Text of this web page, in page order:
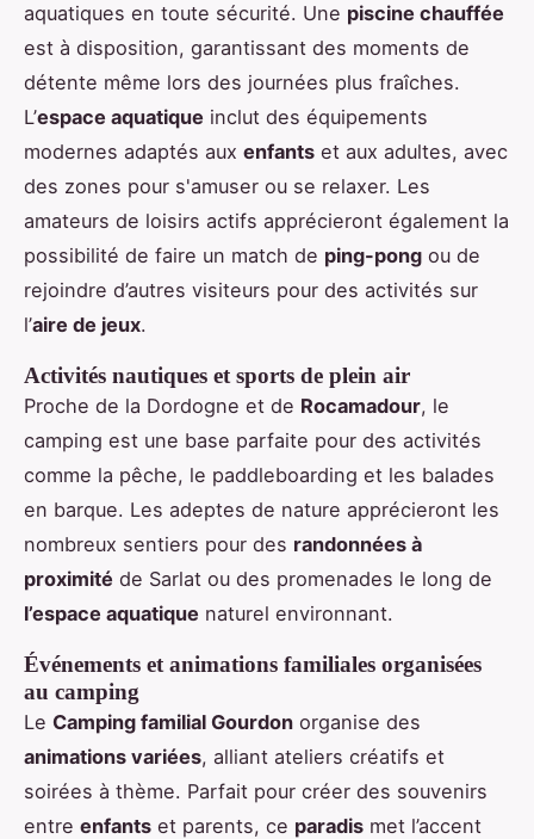
aquatiques en toute sécurité. Une piscine chauffée
est à disposition, garantissant des moments de
détente même lors des journées plus fraîches.
L’espace aquatique inclut des équipements
modernes adaptés aux enfants et aux adultes, avec
des zones pour s'amuser ou se relaxer. Les
amateurs de loisirs actifs apprécieront également la
possibilité de faire un match de ping-pong ou de
rejoindre d’autres visiteurs pour des activités sur
l’aire de jeux.
Activités nautiques et sports de plein air
Proche de la Dordogne et de Rocamadour, le
camping est une base parfaite pour des activités
comme la pêche, le paddleboarding et les balades
en barque. Les adeptes de nature apprécieront les
nombreux sentiers pour des randonnées à
proximité de Sarlat ou des promenades le long de
l’espace aquatique naturel environnant.
Événements et animations familiales organisées
au camping
Le Camping familial Gourdon organise des
animations variées, alliant ateliers créatifs et
soirées à thème. Parfait pour créer des souvenirs
entre enfants et parents, ce paradis met l’accent